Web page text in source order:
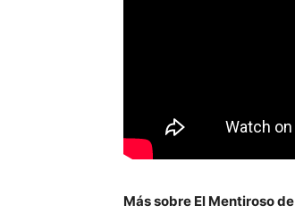
Más sobre El Mentiroso